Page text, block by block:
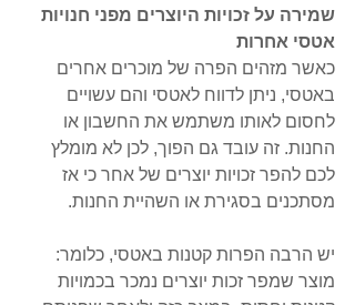
שמירה על זכויות היוצרים מפני חנויות
אטסי אחרות
כאשר מזהים הפרה של מוכרים אחרים
באטסי, ניתן לדווח לאטסי והם עשויים
לחסום לאותו משתמש את החשבון או
החנות. זה עובד גם הפוך, לכן לא מומלץ
לכם להפר זכויות יוצרים של אחר כי אז
מסתכנים בסגירת או השהיית החנות.
יש הרבה הפרות קטנות באטסי, כלומר:
מוצר שמפר זכות יוצרים נמכר בכמויות